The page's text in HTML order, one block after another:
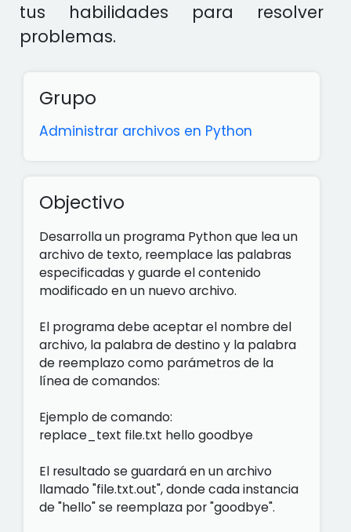
tus habilidades para resolver
problemas.
Grupo
Administrar archivos en Python
Objectivo
Desarrolla un programa Python que lea un
archivo de texto, reemplace las palabras
especificadas y guarde el contenido
modificado en un nuevo archivo.
El programa debe aceptar el nombre del
archivo, la palabra de destino y la palabra
de reemplazo como parámetros de la
línea de comandos:
Ejemplo de comando:
replace_text file.txt hello goodbye
El resultado se guardará en un archivo
llamado "file.txt.out", donde cada instancia
de "hello" se reemplaza por "goodbye".